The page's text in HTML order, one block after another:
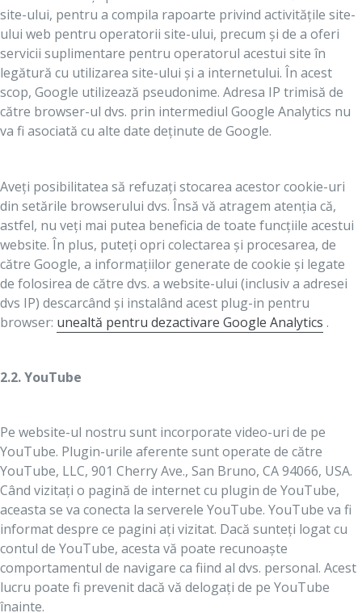
site-ului, pentru a compila rapoarte privind activitățile site-
ului web pentru operatorii site-ului, precum și de a oferi
servicii suplimentare pentru operatorul acestui site în
legătură cu utilizarea site-ului și a internetului. În acest
scop, Google utilizează pseudonime. Adresa IP trimisă de
către browser-ul dvs. prin intermediul Google Analytics nu
va fi asociată cu alte date deținute de Google.
Aveți posibilitatea să refuzați stocarea acestor cookie-uri
din setările browserului dvs. Însă vă atragem atenția că,
astfel, nu veți mai putea beneficia de toate funcțiile acestui
website. În plus, puteți opri colectarea și procesarea, de
către Google, a informațiilor generate de cookie și legate
de folosirea de către dvs. a website-ului (inclusiv a adresei
dvs IP) descarcând și instalând acest plug-in pentru
browser: unealtă pentru dezactivare Google Analytics .
2.2. YouTube
Pe website-ul nostru sunt incorporate video-uri de pe
YouTube. Plugin-urile aferente sunt operate de către
YouTube, LLC, 901 Cherry Ave., San Bruno, CA 94066, USA.
Când vizitați o pagină de internet cu plugin de YouTube,
aceasta se va conecta la serverele YouTube. YouTube va fi
informat despre ce pagini ați vizitat. Dacă sunteți logat cu
contul de YouTube, acesta vă poate recunoaște
comportamentul de navigare ca fiind al dvs. personal. Acest
lucru poate fi prevenit dacă vă delogați de pe YouTube
înainte.